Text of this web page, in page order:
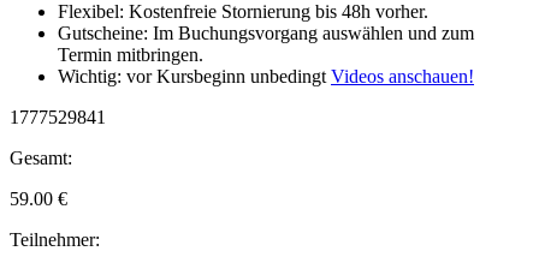
Flexibel: Kostenfreie Stornierung bis 48h vorher.
Gutscheine: Im Buchungsvorgang auswählen und zum
Termin mitbringen.
Wichtig: vor Kursbeginn unbedingt Videos anschauen!
1777529841
Gesamt:
59.00 €
Teilnehmer: